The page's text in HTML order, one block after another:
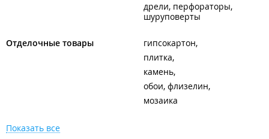
дрели, перфораторы,
шуруповерты
Отделочные товары
гипсокартон
плитка
камень
обои, флизелин
мозаика
Показать все